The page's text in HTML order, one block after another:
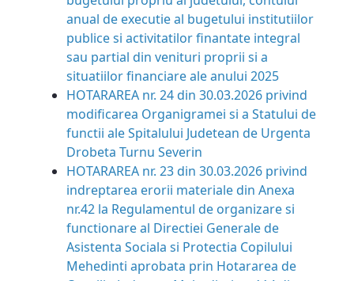
anual de executie al bugetului institutiilor
publice si activitatilor finantate integral
sau partial din venituri proprii si a
situatiilor financiare ale anului 2025
HOTARAREA nr. 24 din 30.03.2026 privind
modificarea Organigramei si a Statului de
functii ale Spitalului Judetean de Urgenta
Drobeta Turnu Severin
HOTARAREA nr. 23 din 30.03.2026 privind
indreptarea erorii materiale din Anexa
nr.42 la Regulamentul de organizare si
functionare al Directiei Generale de
Asistenta Sociala si Protectia Copilului
Mehedinti aprobata prin Hotararea de